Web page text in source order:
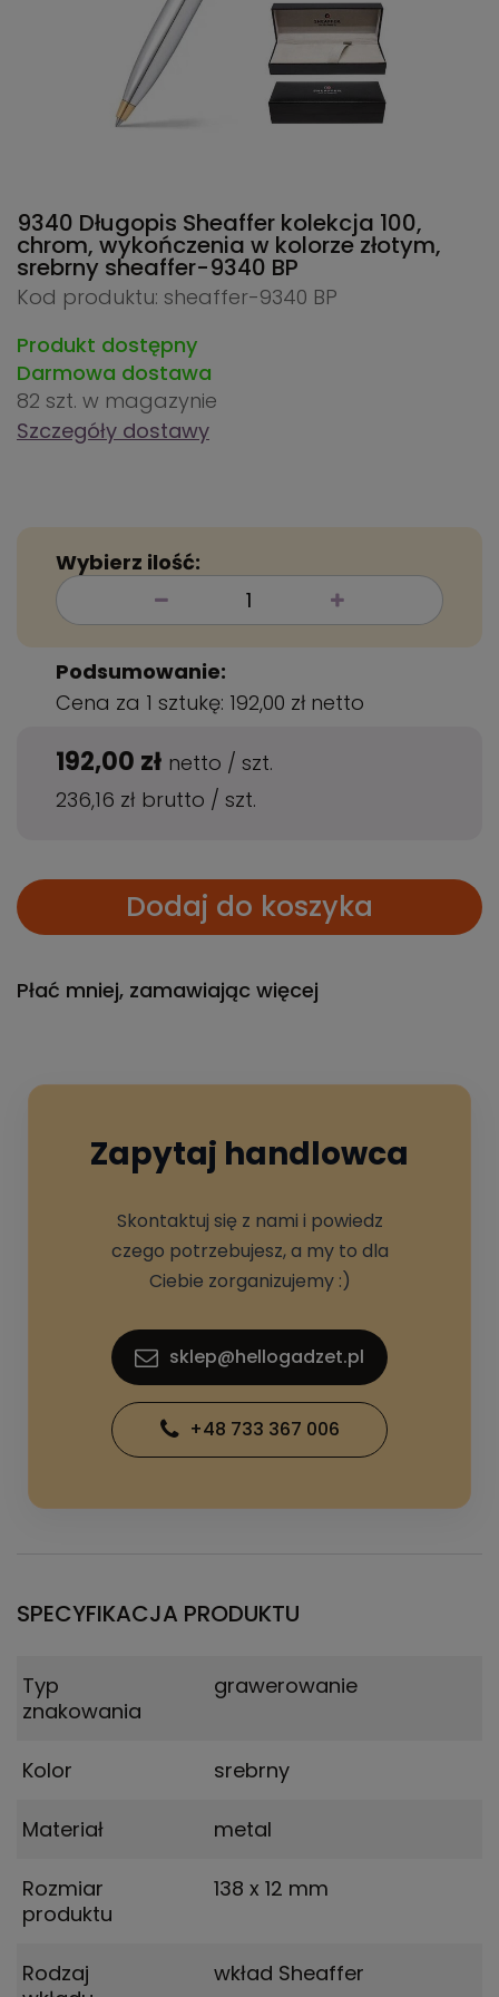
9340 Długopis Sheaffer kolekcja 100,
chrom, wykończenia w kolorze złotym,
srebrny sheaffer-9340 BP
Kod produktu: sheaffer-9340 BP
Produkt dostępny
Darmowa dostawa
82 szt. w magazynie
Szczegóły dostawy
Wybierz ilość:
Podsumowanie:
Cena za 1 sztukę: 192,00 zł netto
192,00 zł netto / szt.
236,16 zł brutto / szt.
Dodaj do koszyka
Płać mniej, zamawiając więcej
Zapytaj handlowca
Skontaktuj się z nami i powiedz
czego potrzebujesz, a my to dla
Ciebie zorganizujemy :)
sklep@hellogadzet.pl
+48 733 367 006
SPECYFIKACJA PRODUKTU
Typ
znakowania
grawerowanie
Kolor srebrny
Materiał metal
Rozmiar
produktu
138 x 12 mm
Rodzaj
wkład Sheaffer